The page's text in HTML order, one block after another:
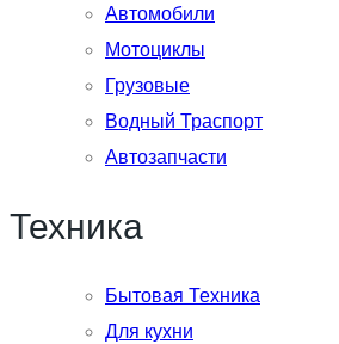
Автомобили
Мотоциклы
Грузовые
Водный Траспорт
Автозапчасти
Техника
Бытовая Техника
Для кухни